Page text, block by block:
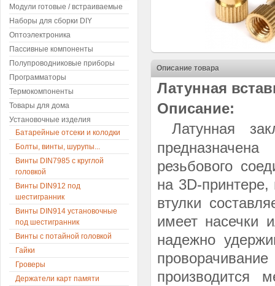
Описание товара
Латунная
Описание:
Латунная
резьбового
на 3D-
втулки
имеет насечки
надежно
производится
Модули готовые / встраиваемые
Наборы для сборки DIY
Оптоэлектроника
Пассивные компоненты
Полупроводниковые приборы
Программаторы
Термокомпоненты
Товары для дома
Установочные изделия
Батарейные отсеки и колодки
Болты, винты, шурупы...
Винты DIN7985 с круглой
головкой
Винты DIN912 под
шестигранник
Винты DIN914 установочные
под шестигранник
Винты с потайной головкой
Гайки
Гроверы
Держатели карт памяти